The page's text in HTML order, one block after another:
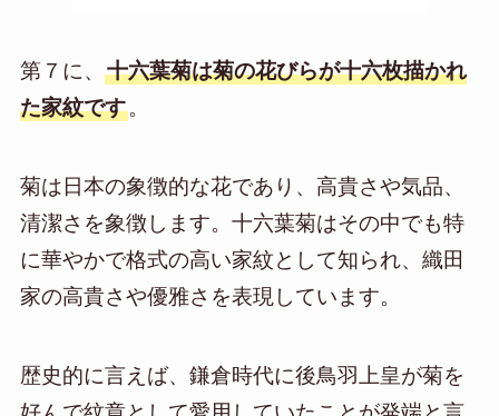
第７に、 十六葉菊は菊の花びらが十六枚描かれ
た家紋です。
菊は日本の象徴的な花であり、高貴さや気品、
清潔さを象徴します。十六葉菊はその中でも特
に華やかで格式の高い家紋として知られ、織田
家の高貴さや優雅さを表現しています。
歴史的に言えば、鎌倉時代に後鳥羽上皇が菊を